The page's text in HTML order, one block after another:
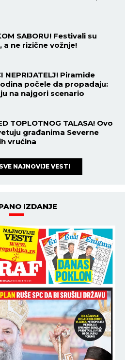
SABORU! Festivali su
ne rizične vožnje!
NEPRIJATELJ! Piramide
počele da propadaju:
na najgori scenario
TOPLOTNOG TALASA! Ovo
građanima Severne
vrućina
NAJNOVIJE VESTI
IZDANJE